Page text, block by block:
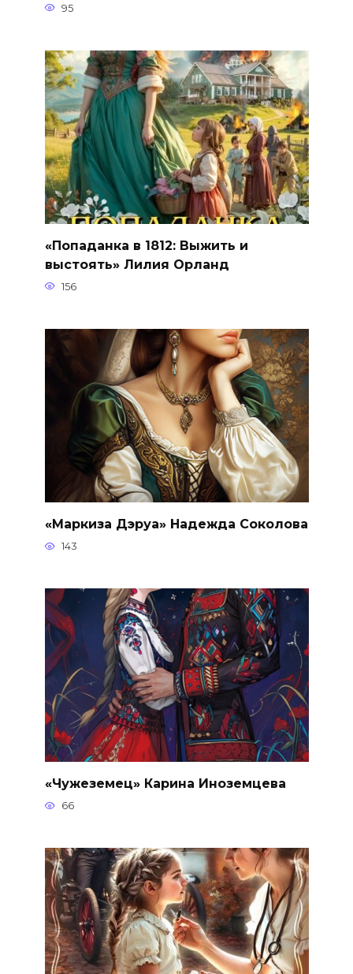
95
«Попаданка в 1812: Выжить и
выстоять» Лилия Орланд
156
«Маркиза Дэруа» Надежда Соколова
143
«Чужеземец» Карина Иноземцева
66